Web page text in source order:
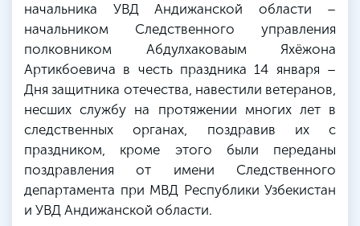
начальника УВД Андижанской области –
начальником Следственного управления
полковником Абдулхаковаым Яхёжона
Артикбоевича в честь праздника 14 января –
Дня защитника отечества, навестили ветеранов,
несших службу на протяжении многих лет в
следственных органах, поздравив их с
праздником, кроме этого были переданы
поздравления от имени Следственного
департамента при МВД Республики Узбекистан
и УВД Андижанской области.